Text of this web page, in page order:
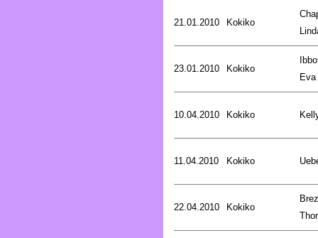
21.01.2010 Kokiko
23.01.2010 Kokiko
Eva
10.04.2010 Kokiko
11.04.2010 Kokiko
22.04.2010 Kokiko